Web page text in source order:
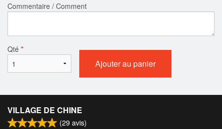
Commentaire / Comment
Qté *
Ajouter au panier
VILLAGE DE CHINE
(29avis)